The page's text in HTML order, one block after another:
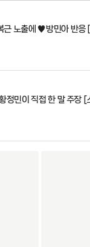
근 노출에 ♥방민아 반응
정민이 직접 한 말 주장 [